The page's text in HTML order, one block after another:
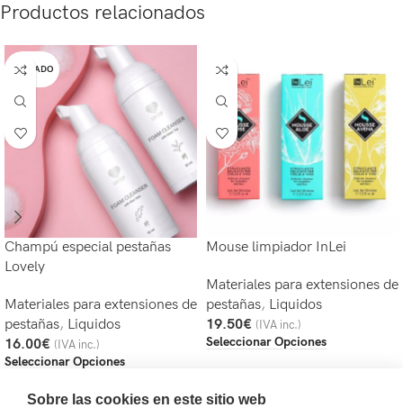
Productos relacionados
AGOTADO
Champú especial pestañas
Lovely
Materiales para extensiones de
pestañas, Liquidos
16.00€ (IVA inc.)
Seleccionar Opciones
Mouse limpiador InLei
Materiales para extensiones de
pestañas, Liquidos
19.50€ (IVA inc.)
Seleccionar Opciones
Sobre las cookies en este sitio web